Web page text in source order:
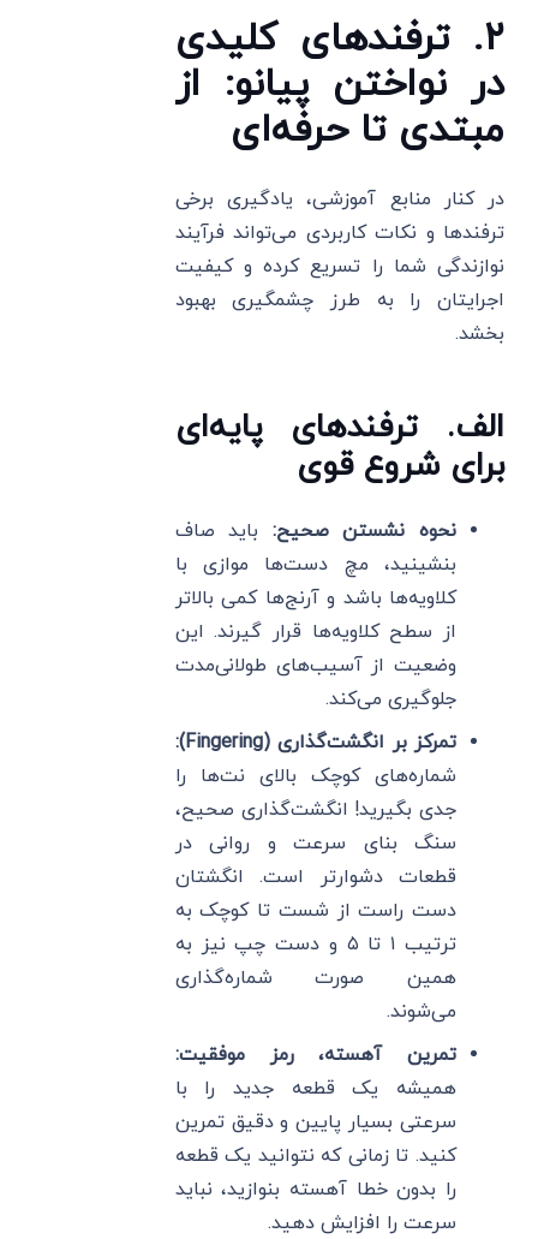
۲. ترفندهای کلیدی
در نواختن پیانو: از
مبتدی تا حرفه‌ای
در کنار منابع آموزشی، یادگیری برخی
ترفندها و نکات کاربردی می‌تواند فرآیند
نوازندگی شما را تسریع کرده و کیفیت
اجرایتان را به طرز چشمگیری بهبود
بخشد.
الف. ترفندهای پایه‌ای
برای شروع قوی
نحوه نشستن صحیح: باید صاف
بنشینید، مچ دست‌ها موازی با
کلاویه‌ها باشد و آرنج‌ها کمی بالاتر
از سطح کلاویه‌ها قرار گیرند. این
وضعیت از آسیب‌های طولانی‌مدت
جلوگیری می‌کند.
تمرکز بر انگشت‌گذاری (Fingering):
شماره‌های کوچک بالای نت‌ها را
جدی بگیرید! انگشت‌گذاری صحیح،
سنگ بنای سرعت و روانی در
قطعات دشوارتر است. انگشتان
دست راست از شست تا کوچک به
ترتیب ۱ تا ۵ و دست چپ نیز به
همین صورت شماره‌گذاری
می‌شوند.
تمرین آهسته، رمز موفقیت:
همیشه یک قطعه جدید را با
سرعتی بسیار پایین و دقیق تمرین
کنید. تا زمانی که نتوانید یک قطعه
را بدون خطا آهسته بنوازید، نباید
سرعت را افزایش دهید.